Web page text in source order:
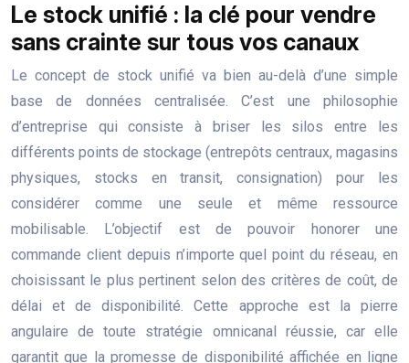
Le stock unifié : la clé pour vendre
sans crainte sur tous vos canaux
Le concept de stock unifié va bien au-delà d’une simple
base de données centralisée. C’est une philosophie
d’entreprise qui consiste à briser les silos entre les
différents points de stockage (entrepôts centraux, magasins
physiques, stocks en transit, consignation) pour les
considérer comme une seule et même ressource
mobilisable. L’objectif est de pouvoir honorer une
commande client depuis n’importe quel point du réseau, en
choisissant le plus pertinent selon des critères de coût, de
délai et de disponibilité. Cette approche est la pierre
angulaire de toute stratégie omnicanal réussie, car elle
garantit que la promesse de disponibilité affichée en ligne